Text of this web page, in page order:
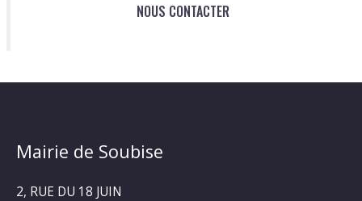
NOUS CONTACTER
Mairie de Soubise
2, RUE DU 18 JUIN